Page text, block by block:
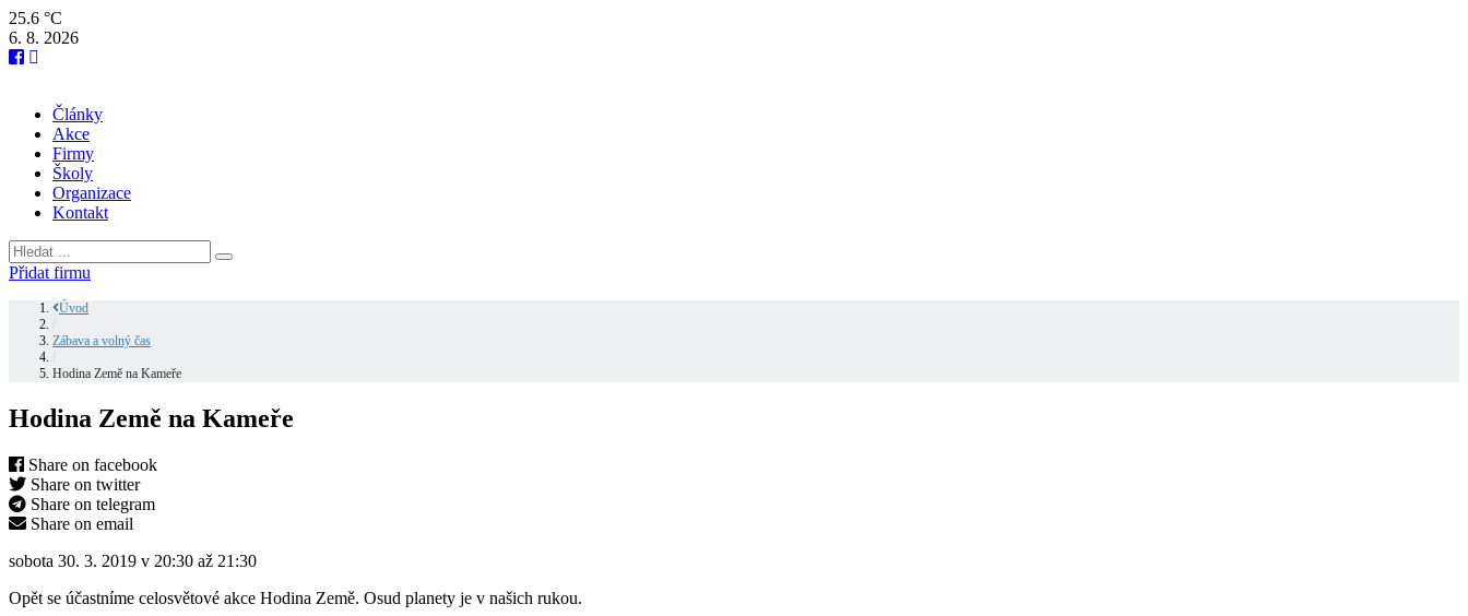
25.6 °C
6. 8. 2026
Články
Akce
Firmy
Školy
Organizace
Kontakt
Přidat firmu
Úvod
Zábava a volný čas
Hodina Země na Kameře
Hodina Země na Kameře
Share on facebook
Share on twitter
Share on telegram
Share on email
sobota 30. 3. 2019 v 20:30 až 21:30
Opět se účastníme celosvětové akce Hodina Země. Osud planety je v našich rukou.